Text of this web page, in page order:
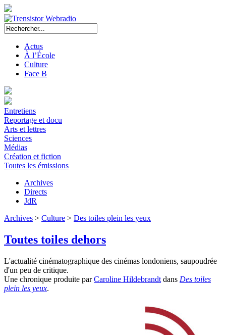
Actus
À l’École
Culture
Face B
Entretiens
Reportage et docu
Arts et lettres
Sciences
Médias
Création et fiction
Toutes les émissions
Archives
Directs
JdR
Archives > Culture > Des toiles plein les yeux
Toutes toiles dehors
L'actualité cinématographique des cinémas londoniens, saupoudrée
d'un peu de critique.
Une chronique produite parCaroline Hildebrandt dans Des toiles
plein les yeux.